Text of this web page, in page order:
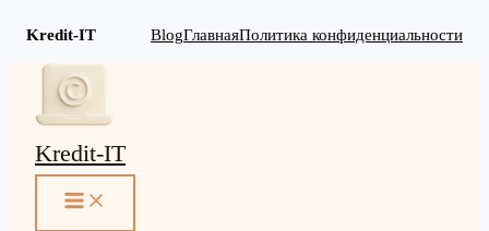
Kredit-IT BlogГлавнаяПолитика конфиденциальности
Перейти
содержимому
Kredit-IT
MAIN